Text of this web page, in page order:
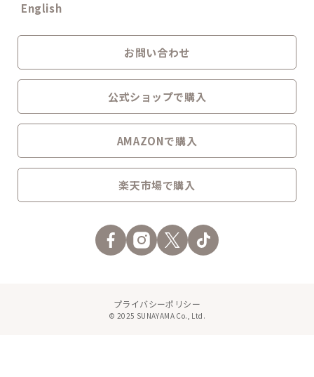
English
お問い合わせ
公式ショップで購入
AMAZONで購入
楽天市場で購入
© 2025 SUNAYAMA Co., Ltd.
プライバシーポリシー